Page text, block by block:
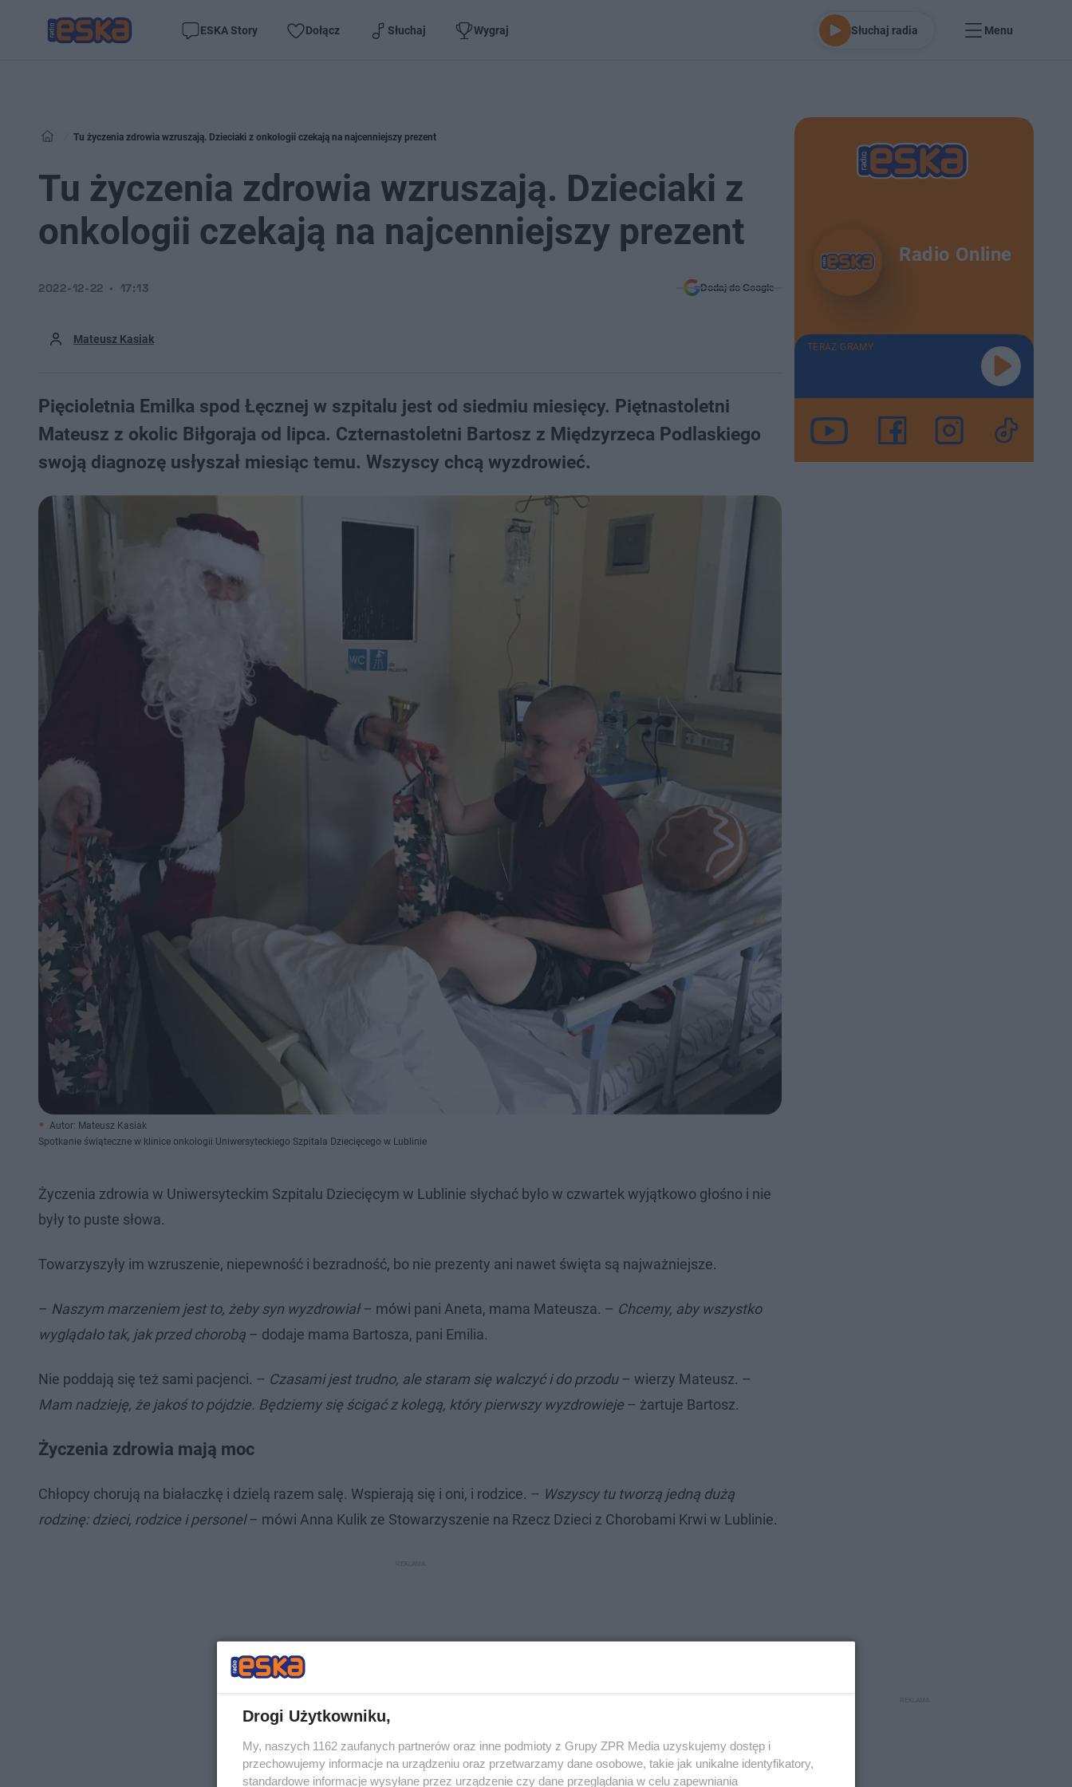
ESKA Story Dołącz Słuchaj Wygraj Słuchaj radia Menu
Tu życzenia zdrowia wzruszają. Dzieciaki z onkologii czekają na najcenniejszy prezent
Tu życzenia zdrowia wzruszają. Dzieciaki z
onkologii czekają na najcenniejszy prezent
Mateusz Kasiak
2022-12-22 17:13 Dodaj do Google
Pięcioletnia Emilka spod Łęcznej w szpitalu jest od siedmiu miesięcy. Piętnastoletni
Mateusz z okolic Biłgoraja od lipca. Czternastoletni Bartosz z Międzyrzeca Podlaskiego
swoją diagnozę usłyszał miesiąc temu. Wszyscy chcą wyzdrowieć.
Autor: Mateusz Kasiak
Spotkanie świąteczne w klinice onkologii Uniwersyteckiego Szpitala Dziecięcego w Lublinie
Życzenia zdrowia w Uniwersyteckim Szpitalu Dziecięcym w Lublinie słychać było w czwartek wyjątkowo głośno i nie
były to puste słowa.
Towarzyszyły im wzruszenie, niepewność i bezradność, bo nie prezenty ani nawet święta są najważniejsze.
– Naszym marzeniem jest to, żeby syn wyzdrowiał– mówi pani Aneta, mama Mateusza. – Chcemy, aby wszystko
wyglądało tak, jak przed chorobą – dodaje mama Bartosza, pani Emilia.
Nie poddają się też sami pacjenci. – Czasami jest trudno, ale staram się walczyć i do przodu– wierzy Mateusz. –
Mam nadzieję, że jakoś to pójdzie. Będziemy się ścigać z kolegą, który pierwszy wyzdrowieje – żartuje Bartosz.
Życzenia zdrowia mają moc
Chłopcy chorują na białaczkę i dzielą razem salę. Wspierają się i oni, i rodzice. – Wszyscy tu tworzą jedną dużą
rodzinę: dzieci, rodzice i personel– mówi Anna Kulik ze Stowarzyszenie na Rzecz Dzieci z Chorobami Krwi w Lublinie.
Radio Online
TERAZ GRAMY
Drogi Użytkowniku,
My, naszych 1162 zaufanych partnerów oraz inne podmioty z Grupy ZPR Media uzyskujemy dostęp i
przechowujemy informacje na urządzeniu oraz przetwarzamy dane osobowe, takie jak unikalne identyfikatory,
standardowe informacje wysyłane przez urządzenie czy dane przeglądania w celu zapewniania